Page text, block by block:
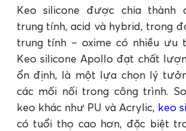
Keo silicone được chia thành
trung tính, acid và hybrid, trong
trung tính – oxime có nhiều ưu
Keo silicone Apollo đạt chất
ổn định, là một lựa chọn lý
các mối nối trong công trình.
keo khác như PU và Acrylic, keo
có tuổi thọ cao hơn, đặc biệt